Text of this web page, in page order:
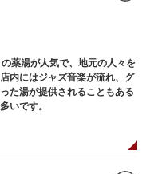
薬湯が人気で、地元の人々を
内にはジャズ音楽が流れ、グ
た湯が提供されることもある
いです。